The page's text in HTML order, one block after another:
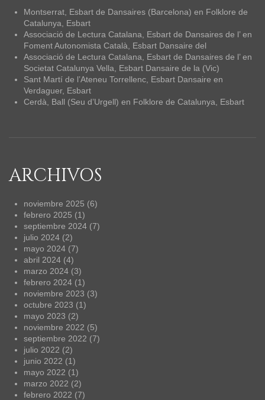
Montserrat, Esbart de Dansaires (Barcelona) en Folklore de
Catalunya, Esbart
Associació de Lectura Catalana, Esbart de Dansaires de l’en
Foment Autonomista Català, Esbart Dansaire del
Associació de Lectura Catalana, Esbart de Dansaires de l’en
Societat Catalunya Vella, Esbart Dansaire de la (Vic)
Sant Martí de l’Ateneu Torrellenc, Esbart Dansaire en
Verdaguer, Esbart
Cerdà, Ball (Seu d’Urgell) en Folklore de Catalunya, Esbart
ARCHIVOS
noviembre 2025 (6)
febrero 2025 (1)
septiembre 2024 (7)
julio 2024 (2)
mayo 2024 (7)
abril 2024 (4)
marzo 2024 (3)
febrero 2024 (1)
noviembre 2023 (3)
octubre 2023 (1)
mayo 2023 (2)
noviembre 2022 (5)
septiembre 2022 (7)
julio 2022 (2)
junio 2022 (1)
mayo 2022 (1)
marzo 2022 (2)
febrero 2022 (7)